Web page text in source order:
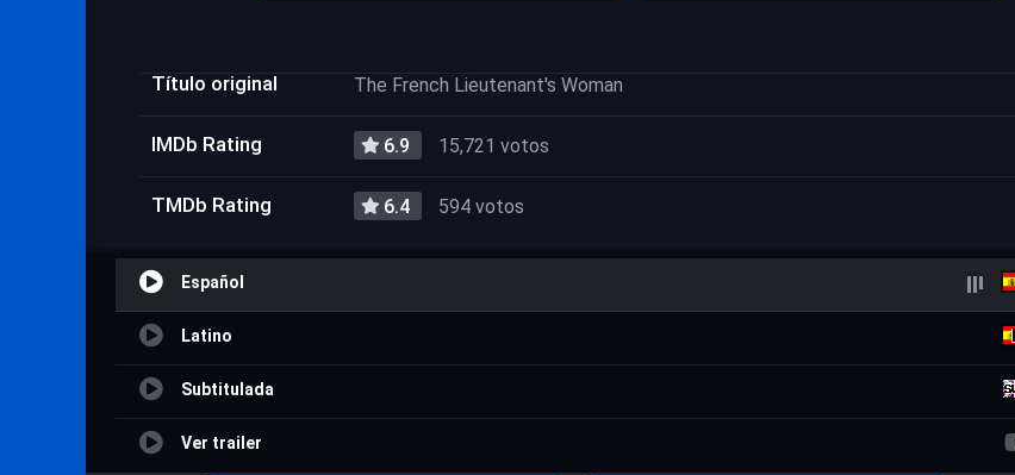
Título original The French Lieutenant's Woman
IMDb Rating 6.9 15,721 votos
TMDb Rating 6.4 594 votos
Español
Latino
Subtitulada
Ver trailer